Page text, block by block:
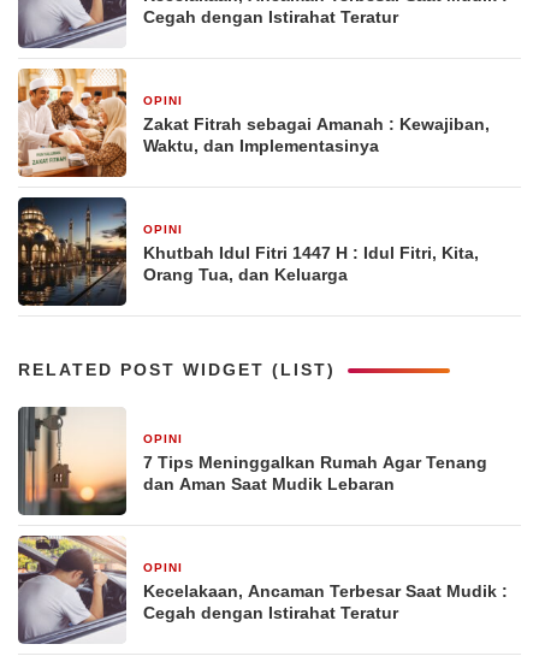
Cegah dengan Istirahat Teratur
OPINI
Zakat Fitrah sebagai Amanah : Kewajiban,
Waktu, dan Implementasinya
OPINI
Khutbah Idul Fitri 1447 H : Idul Fitri, Kita,
Orang Tua, dan Keluarga
RELATED POST WIDGET (LIST)
OPINI
7 Tips Meninggalkan Rumah Agar Tenang
dan Aman Saat Mudik Lebaran
OPINI
Kecelakaan, Ancaman Terbesar Saat Mudik :
Cegah dengan Istirahat Teratur